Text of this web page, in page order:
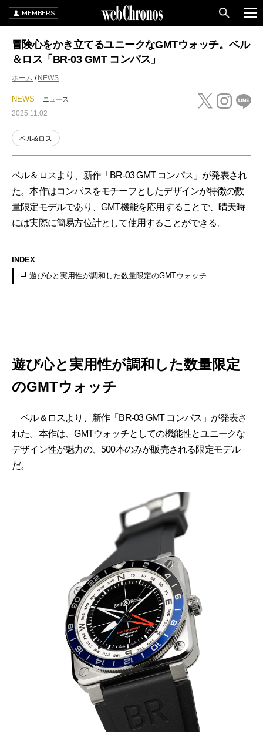
MEMBERS
冒険心をかき立てるユニークなGMTウォッチ。ベル
＆ロス「BR-03 GMT コンパス」
ホーム NEWS
NEWS ニュース
2025.11.02
ベル&ロス
ベル＆ロスより、新作「BR-03 GMT コンパス」が発表され
た。本作はコンパスをモチーフとしたデザインが特徴の数
量限定モデルであり、GMT機能を応用することで、晴天時
には実際に簡易方位計として使用することができる。
INDEX
遊び心と実用性が調和した数量限定のGMTウォッチ
遊び心と実用性が調和した数量限定
のGMTウォッチ
ベル＆ロスより、新作「BR-03 GMT コンパス」が発表さ
れた。本作は、GMTウォッチとしての機能性とユニークな
デザイン性が魅力の、500本のみが販売される限定モデル
だ。